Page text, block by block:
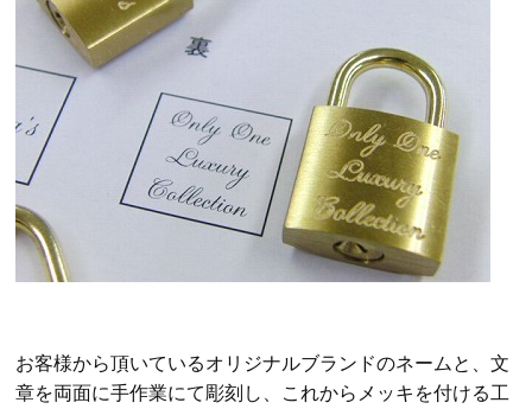
お客様から頂いているオリジナルブランドのネームと、文
章を両面に手作業にて彫刻し、これからメッキを付ける工